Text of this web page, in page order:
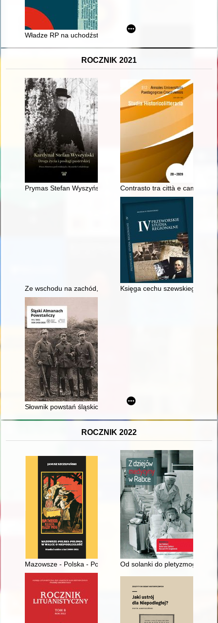
Władze RP na uchodźstwie wobec Żydów obywateli polskich
ROCZNIK 2021
Prymas Stefan Wyszyński w zbiorach bibliotecznych UKSW
Contrasto tra città e
Ze wschodu na zachód, z zachodu na wschód : labirynt Bronki
Księga cechu szewskiego
Słownik powstań śląskich. T. 2 - recenzja]
ROCZNIK 2022
Mazowsze - Polska - Polonia w walce o niepodległość : studia
Od solanki do pletyzmografu